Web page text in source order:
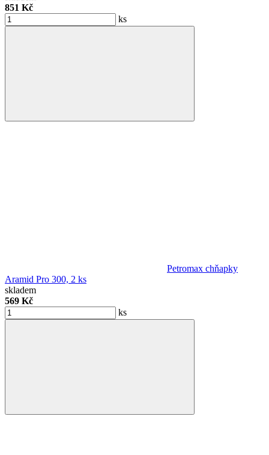
851 Kč
ks
Petromax chňapky
Aramid Pro 300, 2 ks
skladem
569 Kč
ks